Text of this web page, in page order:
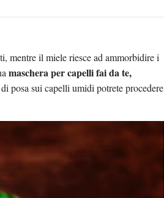
mentre il miele riesce ad ammorbidire i
maschera per capelli fai da te,
posa sui capelli umidi potrete procedere